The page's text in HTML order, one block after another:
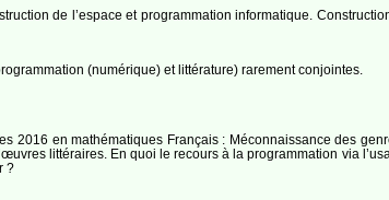
de l’espace et programmation informatique.
(numérique) et littérature) rarement conjointes.
2016 en mathématiques Français : Méconnaissance des
littéraires. En quoi le recours à la programmation via
?